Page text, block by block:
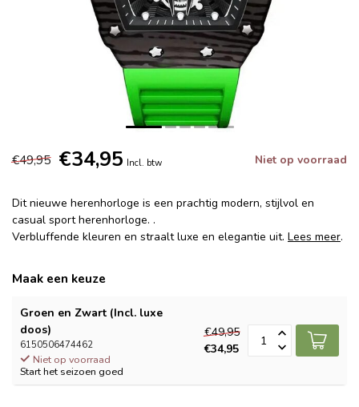
€49,95 €34,95 Incl. btw Niet op voorraad
Dit nieuwe herenhorloge is een prachtig modern, stijlvol en
casual sport herenhorloge. .
Verbluffende kleuren en straalt luxe en elegantie uit. Lees meer.
Maak een keuze
Groen en Zwart (Incl. luxe
doos)
6150506474462
Niet op voorraad
Start het seizoen goed
€49,95
€34,95